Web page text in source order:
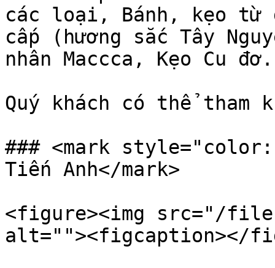
các loại, Bánh, kẹo từ
cấp (hương sắc Tây
nhân Maccca, Kẹo Cu
Quý khách có thể tham
### <mark
Tiến Anh</mark>
<figure><img src="/files/
alt=""><figcaption></